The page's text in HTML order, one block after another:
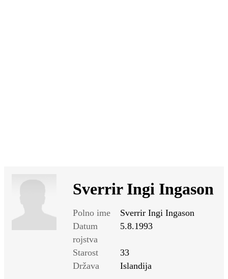
Sverrir Ingi Ingason
Polno ime
Sverrir Ingi Ingason
Datum
rojstva
5.8.1993
Starost
33
Država
Islandija